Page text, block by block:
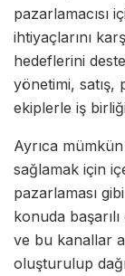
pazarlamacısı
ihtiyaçlarını
hedeflerini
yönetimi, satış,
ekiplerle iş
Ayrıca
sağlamak için
pazarlaması
konuda
ve bu kanallar
oluşturulup